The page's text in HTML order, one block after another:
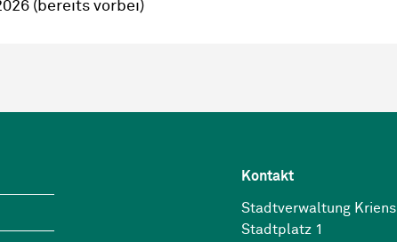
(bereits vorbei)
Kontakt
Stadtverwaltung Kriens
Stadtplatz 1